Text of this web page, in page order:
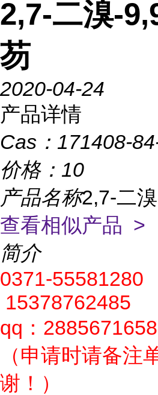
2,7-二溴-
芴
2020-04-24
产品详情
Cas： 171408-
价格： 10
产品名称2,7-二
查看相似产品 >
简介
0371-55581280
15378762485
qq：2885671658
（申请时请备注
谢！）